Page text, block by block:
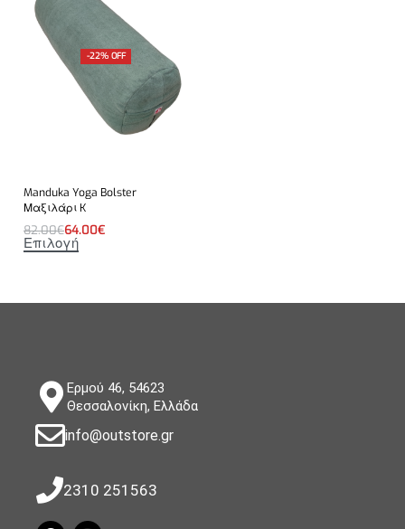
-22% OFF
Manduka Yoga Bolster
Μαξιλάρι K
82.00€64.00€
Επιλογή
Ερμού 46, 54623
Θεσσαλονίκη, Ελλάδα
info@outstore.gr
2310 251563